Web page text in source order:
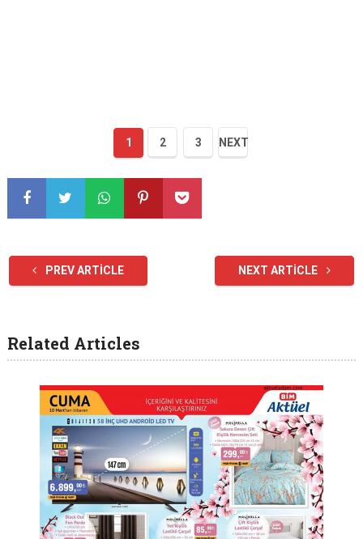
1 2 3 NEXT
PREV ARTICLE NEXT ARTICLE
Related Articles